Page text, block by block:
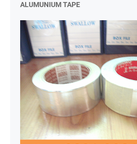
ALUMUNIUM TAPE